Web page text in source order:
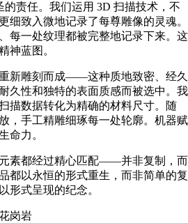
责任。我们运用 3D 扫描技术，不
细致入微地记录了每尊雕像的灵魂。
每一处纹理都被完整地记录下来。这
神蓝图。
新雕刻而成——这种质地致密、经久
久性和独特的表面质感而被选中。我
描数据转化为精确的材料尺寸。随
，手工精雕细琢每一处轮廓。机器赋
命力。
素都经过精心匹配——并非复制，而
都以永恒的形式重生，而非简单的复
形式呈现的纪念。
岗岩